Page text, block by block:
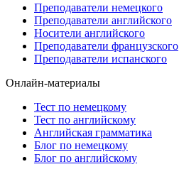
Преподаватели немецкого
Преподаватели английского
Носители английского
Преподаватели французского
Преподаватели испанского
Онлайн-материалы
Тест по немецкому
Тест по английскому
Английская грамматика
Блог по немецкому
Блог по английскому